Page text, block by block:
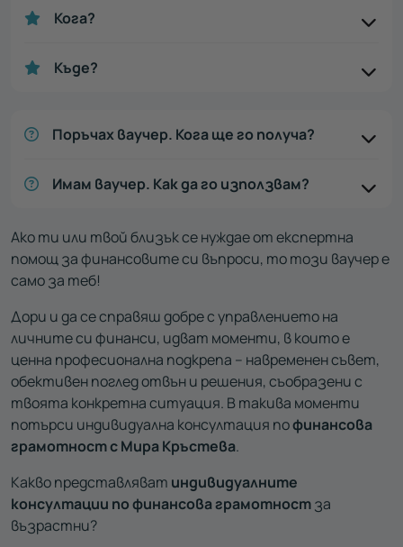
Кога?
Къде?
Поръчах ваучер. Кога ще го получа?
Имам ваучер. Как да го използвам?
Ако ти или твой близък се нуждае от експертна
помощ за финансовите си въпроси, то този ваучер е
само за теб!
Дори и да се справяш добре с управлението на
личните си финанси, идват моменти, в които е
ценна професионална подкрепа – навременен съвет,
обективен поглед отвън и решения, съобразени с
твоята конкретна ситуация. В такива моменти
потърси индивидуална консултация пофинансова
грамотност с Мира Кръстева.
Какво представляват индивидуалните
консултации по финансова грамотностза
възрастни?